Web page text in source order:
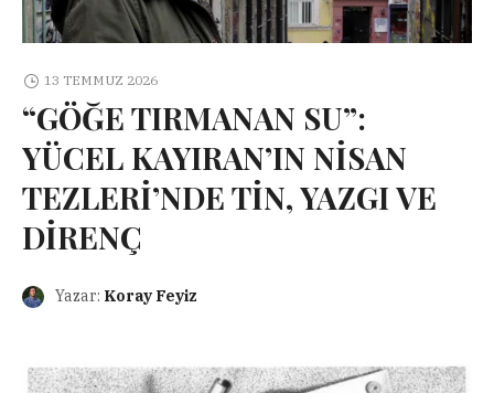
13 TEMMUZ 2026
“GÖĞE TIRMANAN SU”:
YÜCEL KAYIRAN’IN NİSAN
TEZLERİ’NDE TİN, YAZGI VE
DİRENÇ
Yazar: Koray Feyiz